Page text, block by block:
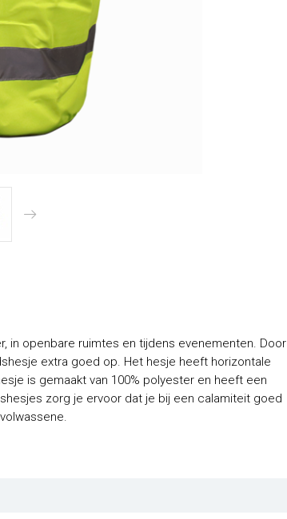
in openbare ruimtes en tijdens evenementen. Door
extra goed op. Het hesje heeft horizontale
is gemaakt van 100% polyester en heeft een
zorg je ervoor dat je bij een calamiteit goed